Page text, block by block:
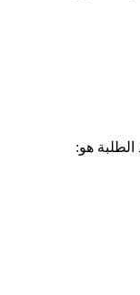
الطلبة هو: